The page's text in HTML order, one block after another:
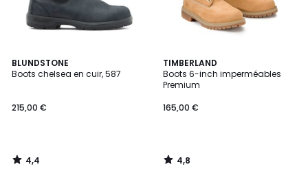
BLUNDSTONE
Boots chelsea en cuir, 587
215,00 €
4,4
/ 5
4,4
/
TIMBERLAND
Boots 6-inch imperméables
Premium
165,00 €
4,8
/ 5
4,8
/